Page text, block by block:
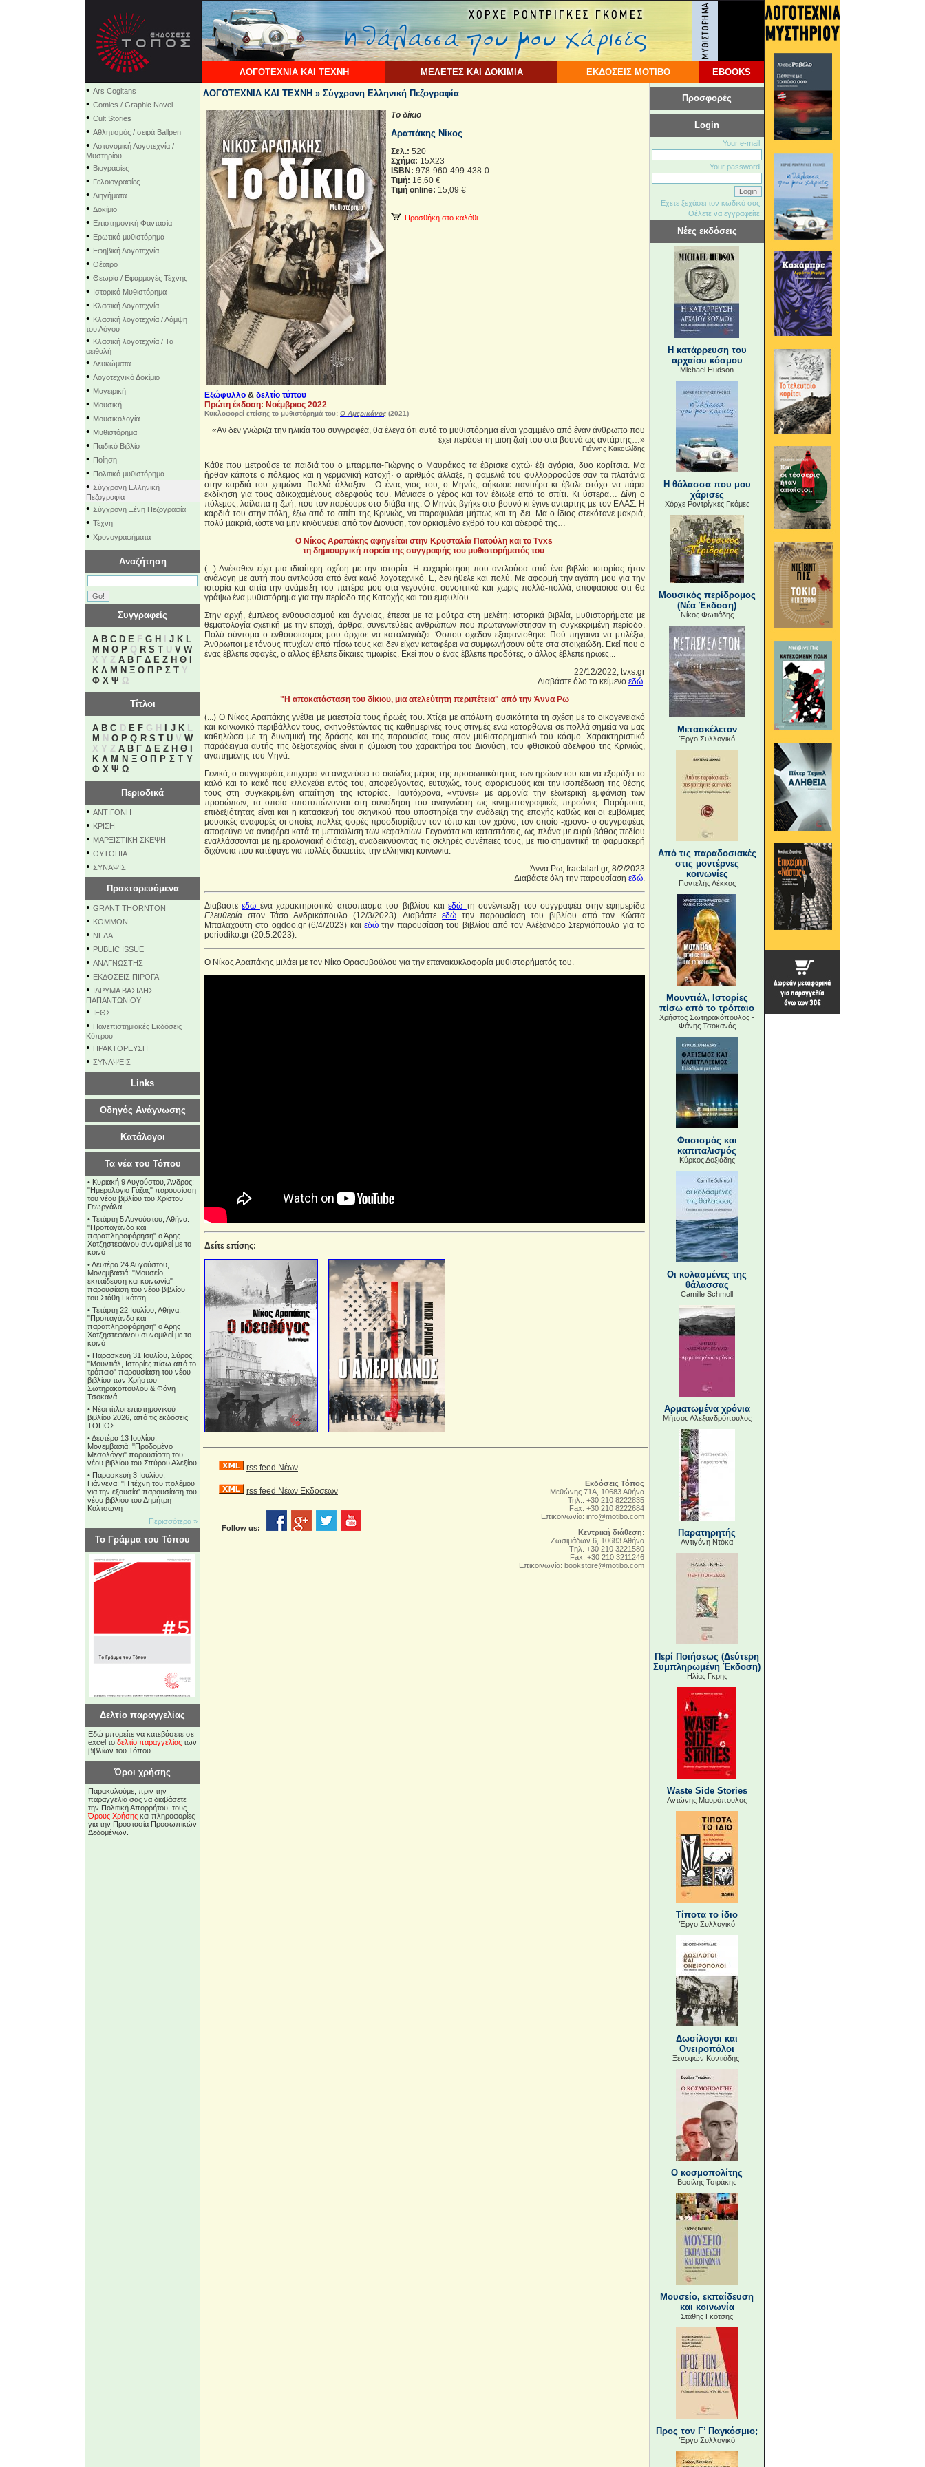
ΛΟΓΟΤΕΧΝΙΑ ΚΑΙ ΤΕΧΝΗ ΜΕΛΕΤΕΣ ΚΑΙ ΔΟΚΙΜΙΑ ΕΚΔΟΣΕΙΣ ΜΟΤΙΒΟ EBOOKS
• Ars Cogitans
• Comics / Graphic Novel
• Cult Stories
• Αθλητισμός / σειρά Ballpen
• Αστυνομική Λογοτεχνία /
Μυστηρίου
• Βιογραφίες
• Γελοιογραφίες
• Διηγήματα
• Δοκίμιο
• Επιστημονική Φαντασία
• Ερωτικό μυθιστόρημα
• Εφηβική Λογοτεχνία
• Θέατρο
• Θεωρία / Εφαρμογές Τέχνης
• Ιστορικό Μυθιστόρημα
• Κλασική Λογοτεχνία
• Κλασική λογοτεχνία / Λάμψη
του Λόγου
• Κλασική λογοτεχνία / Τα
αειθαλή
• Λευκώματα
• Λογοτεχνικό Δοκίμιο
• Μαγειρική
• Μουσική
• Μουσικολογία
• Μυθιστόρημα
• Παιδικό Βιβλίο
• Ποίηση
• Πολιτικό μυθιστόρημα
• Σύγχρονη Ελληνική
Πεζογραφία
• Σύγχρονη Ξένη Πεζογραφία
• Τέχνη
• Χρονογραφήματα
Αναζήτηση
Συγγραφείς
A B C D E F G H J K L
M N O P Q R S T U V W
X Y Z Α Β Γ Δ Ε Ζ Η Θ
Κ Λ Μ Ν Ξ Ο Π Ρ Σ Τ Υ
Φ Χ Ψ Ω
Τίτλοι
A B C D E FG H J KL
M NO P Q R S T UVW
X Y ZΑ Β Γ Δ Ε Ζ Η Θ
Κ Λ Μ Ν Ξ Ο Π Ρ Σ Τ Υ
Φ Χ Ψ Ω
Περιοδικά
• ΑΝΤΙΓΟΝΗ
• ΚΡΙΣΗ
• ΜΑΡΞΙΣΤΙΚΗ ΣΚΕΨΗ
• ΟΥΤΟΠΙΑ
• ΣΥΝΑΨΙΣ
Πρακτορευόμενα
• GRANT THORNTON
• KOMMON
• NEΔΑ
• PUBLIC ISSUE
• ΑΝΑΓΝΩΣΤΗΣ
• ΕΚΔΟΣΕΙΣ ΠΙΡΟΓΑ
• ΙΔΡΥΜΑ ΒΑΣΙΛΗΣ
ΠΑΠΑΝΤΩΝΙΟΥ
• ΙΕΘΣ
• Πανεπιστημιακές Εκδόσεις
Κύπρου
• ΠΡΑΚΤΟΡΕΥΣΗ
• ΣΥΝΑΨΕΙΣ
Links
Οδηγός Ανάγνωσης
Κατάλογοι
Τα νέα του Τόπου
• Κυριακή 9 Αυγούστου, Άνδρος:
"Ημερολόγιο Γάζας" παρουσίαση
του νέου βιβλίου του Χρίστου
Γεωργάλα
• Τετάρτη 5 Αυγούστου, Αθήνα:
"Προπαγάνδα και
παραπληροφόρηση" ο Άρης
Χατζηστεφάνου συνομιλεί με το
κοινό
•Δευτέρα 24 Αυγούστου,
Μονεμβασιά: "Μουσείο,
εκπαίδευση και κοινωνία"
παρουσίαση του νέου βιβλίου
του Στάθη Γκότση
• Τετάρτη 22 Ιουλίου, Αθήνα:
"Προπαγάνδα και
παραπληροφόρηση" ο Άρης
Χατζηστεφάνου συνομιλεί με το
κοινό
• Παρασκευή 31 Ιουλίου, Σύρος:
"Μουντιάλ, Ιστορίες πίσω από το
τρόπαιο" παρουσίαση του νέου
βιβλίου των Χρήστου
Σωτηρακόπουλου & Φάνη
Τσοκανά
• Νέοι τίτλοι επιστημονικού
βιβλίου 2026, από τις εκδόσεις
ΤΟΠΟΣ
•Δευτέρα 13 Ιουλίου,
Μονεμβασιά: "Προδομένο
Μεσολόγγι" παρουσίαση του
νέου βιβλίου του Σπύρου Αλεξίου
• Παρασκευή 3 Ιουλίου,
Γιάννενα: "Η τέχνη του πολέμου
για την εξουσία" παρουσίαση του
νέου βιβλίου του Δημήτρη
Καλτσώνη
Περισσότερα »
Το Γράμμα του Τόπου
Δελτίο παραγγελίας
Εδώ μπορείτε να κατεβάσετε σε
excel το δελτίο παραγγελίας των
βιβλίων του Τόπου.
Όροι χρήσης
Παρακαλούμε, πριν την
παραγγελία σας να διαβάσετε
την Πολιτική Απορρήτου, τους
Όρους Χρήσης και πληροφορίες
για την Προστασία Προσωπικών
Δεδομένων.
ΛΟΓΟΤΕΧΝΙΑ ΚΑΙ ΤΕΧΝΗ » Σύγχρονη Ελληνική Πεζογραφία
Το δίκιο
Αραπάκης Νίκος
Σελ.: 520
Σχήμα: 15Χ23
ISBN: 978-960-499-438-0
Τιμή: 16,60 €
Τιμή online: 15,09 €
Προσθήκη στο καλάθι
Εξώφυλλο & δελτίο τύπου
Πρώτη έκδοση: Νοέμβριος 2022
Κυκλοφορεί επίσης το μυθιστόρημά του: Ο Αμερικάνος (2021)
«Αν δεν γνώριζα την ηλικία του συγγραφέα, θα έλεγα ότι αυτό το µυθιστόρηµα είναι γραµµένο από έναν άνθρωπο που
έχει περάσει τη µισή ζωή του στα βουνά ως αντάρτης…»
Γιάννης Κακουλίδης
Κάθε που µετρούσε τα παιδιά του ο µπαρµπα-Γιώργης ο Μαυράκος τα έβρισκε οχτώ· έξι αγόρια, δυο κορίτσια. Μα
ήρθαν κάποτε ο πόλεµος και η γερµανική κατοχή· ο αριθµός άλλαξε, η φαµελιά του φυλλορροούσε σαν τα πλατάνια
στην καρδιά του χειµώνα. Πολλά άλλαξαν... Ο ένας γιος του, ο Μηνάς, σήκωσε παντιέρα κι έβαλε στόχο να πάρει
εκδίκηση για τους αδικοχαµένους αδερφούς του. Μάνιασε ο γέρος και τον έδιωξε από το σπίτι. Κι ύστερα… ∆ίνη ο
πόλεµος, λαίλαπα η ζωή, που τον παρέσυρε στο διάβα της. Ο Μηνάς βγήκε στο βουνό κι έγινε αντάρτης µε τον ΕΛΑΣ. Η
καρδιά του στην πόλη, έξω από το σπίτι της Κρινιώς, να παραφυλάει µήπως και τη δει. Μα ο ίδιος στεκότανε µακριά,
πολύ µακριά, ώστε να µην κινδυνεύει από τον ∆ιονύση, τον ορκισµένο εχθρό του και αδερφό της…
Ο Νίκος Αραπάκης αφηγείται στην Κρυσταλία Πατούλη και το Tvxs
τη δημιουργική πορεία της συγγραφής του μυθιστορήματός του
(...) Ανέκαθεν είχα μια ιδιαίτερη σχέση με την ιστορία. Η ευχαρίστηση που αντλούσα από ένα βιβλίο ιστορίας ήταν
ανάλογη με αυτή που αντλούσα από ένα καλό λογοτεχνικό. Ε, δεν ήθελε και πολύ. Με αφορμή την αγάπη μου για την
ιστορία και αιτία την ανάμειξη του πατέρα μου στα γεγονότα, συνοπτικά και χωρίς πολλά-πολλά, αποφάσισα ότι θα
γράψω ένα μυθιστόρημα για την περίοδο της Κατοχής και του εμφυλίου.
Στην αρχή, έμπλεος ενθουσιασμού και άγνοιας, έπεσα με τα μούτρα στη μελέτη: ιστορικά βιβλία, μυθιστορήματα με
θεματολογία σχετική με την εποχή, άρθρα, συνεντεύξεις ανθρώπων που πρωταγωνίστησαν τη συγκεκριμένη περίοδο.
Πολύ σύντομα ο ενθουσιασμός μου άρχισε να καταλαγιάζει. Ώσπου σχεδόν εξαφανίσθηκε. Πού πήγαινα να μπλέξω;
Άνθρωποι με τόνους πτυχίων από πίσω τους και δεν είχαν καταφέρει να συμφωνήσουν ούτε στα στοιχειώδη. Εκεί που ο
ένας έβλεπε σφαγές, ο άλλος έβλεπε δίκαιες τιμωρίες. Εκεί που ο ένας έβλεπε προδότες, ο άλλος έβλεπε ήρωες...
22/12/2022, tvxs.gr
Διαβάστε όλο το κείμενο εδώ.
"Η αποκατάσταση του δίκιου, μια ατελεύτητη περιπέτεια" από την Άννα Ρω
(...) Ο Νίκος Αραπάκης γνέθει με μαεστρία τους ήρωές του. Χτίζει με απόλυτη φυσικότητα τη σχέση με το οικογενειακό
και κοινωνικό περιβάλλον τους, σκηνοθετώντας τις καθημερινές τους στιγμές ενώ κατορθώνει σε πολλά σημεία να μας
καθηλώσει με τη δυναμική της δράσης και της παρουσίας τους στον μυθιστορηματικό του κόσμο. Χαρακτηριστικό
παράδειγμα αυτής της δεξιοτεχνίας είναι η ζύμωση του χαρακτήρα του Διονύση, του φθισικού αδελφού της Κρινιώς,
αγαπημένης του Μηνά.
Γενικά, ο συγγραφέας επιχειρεί να ανιχνεύσει το σκιώδες μέρος της προσωπικότητας των ηρώων του και να εξορύξει το
καλό και το κακό που ελλοχεύει εντός του, αποφεύγοντας, ευτυχώς, τους αφορισμούς και την ισοπέδωση της θέσης
τους στη συγκεκριμένη απαίτηση της ιστορίας. Ταυτόχρονα, «ντύνει» με αρμονία την εξωτερική εμφάνιση των
προσώπων, τα οποία αποτυπώνονται στη συνείδηση του αναγνώστη ως κινηματογραφικές περσόνες. Παρόμοιας
επιδεξιότητας είναι και η κατασκευή του σκηνικού που υποστηρίζει την ανάδειξη της εποχής καθώς και οι εμβόλιμες
μουσικές αναφορές οι οποίες πολλές φορές προσδιορίζουν τον τόπο και τον χρόνο, τον οποίο -χρόνο- ο συγγραφέας
αποφεύγει να αναφέρει κατά τη μετακύλιση των κεφαλαίων. Γεγονότα και καταστάσεις, ως πλάνα με ευρύ βάθος πεδίου
εναλλάσσονται με ημερολογιακή διάταξη, αναδεικνύοντας τις σκληρές συνέπειες τους, με πιο σημαντική τη φαρμακερή
διχόνοια που κατέφαγε για πολλές δεκαετίες την ελληνική κοινωνία.
Άννα Ρω, fractalart.gr, 8/2/2023
Διαβάστε όλη την παρουσίαση εδώ.
Διαβάστεεδώ ένα χαρακτηριστικό απόσπασμα του βιβλίου καιεδώ τη συνέντευξη του συγγραφέα στην εφημερίδα
Ελευθερία στον Τάσο Ανδρικόπουλο (12/3/2023). Διαβάστεεδώ την παρουσίαση του βιβλίου από τον Κώστα
Μπαλαχούτη στο ogdoo.gr (6/4/2023) και εδώτην παρουσίαση του βιβλίου από τον Αλέξανδρο Στεργιόπουλο για το
periodiko.gr (20.5.2023).
Ο Νίκος Αραπάκης μιλάει με τον Νίκο Θρασυβούλου για την επανακυκλοφορία μυθιστορήματός του.
Δείτε επίσης:
rss feed Νέων
rss feed Νέων Εκδόσεων
Follow us:
Εκδόσεις Τόπος
Μεθώνης 71Α, 10683 Αθήνα
Τηλ.: +30 210 8222835
Fax: +30 210 8222684
Επικοινωνία: info@motibo.com
Κεντρική διάθεση:
Zωσιμάδων 6, 10683 Αθήνα
Tηλ. +30 210 3221580
Fax: +30 210 3211246
Επικοινωνία: bookstore@motibo.com
Προσφορές
Login
Your e-mail:
Your password:
Εχετε ξεχάσει τον κωδικό σας;
Θέλετε να εγγραφείτε;
Νέες εκδόσεις
Η κατάρρευση του
αρχαίου κόσμου
Michael Hudson
Η θάλασσα που μου
χάρισες
Χόρχε Ροντρίγκες Γκόμες
Μουσικός περίδρομος
(Νέα Έκδοση)
Νίκος Φωτιάδης
Μετασκέλετον
Έργο Συλλογικό
Από τις παραδοσιακές
στις μοντέρνες
κοινωνίες
Παντελής Λέκκας
Μουντιάλ, Ιστορίες
πίσω από το τρόπαιο
Χρήστος Σωτηρακόπουλος -
Φάνης Τσοκανάς
Φασισμός και
καπιταλισμός
Κύρκος Δοξιάδης
Οι κολασμένες της
θάλασσας
Camille Schmoll
Αρματωμένα χρόνια
Μήτσος Αλεξανδρόπουλος
Παρατηρητής
Αντιγόνη Ντόκα
Περί Ποιήσεως (Δεύτερη
Συμπληρωμένη Έκδοση)
Ηλίας Γκρης
Waste Side Stories
Αντώνης Μαυρόπουλος
Τίποτα το ίδιο
Έργο Συλλογικό
Δωσίλογοι και
Ονειροπόλοι
Ξενοφών Κοντιάδης
Ο κοσμοπολίτης
Βασίλης Τσιράκης
Μουσείο, εκπαίδευση
και κοινωνία
Στάθης Γκότσης
Προς τον Γ’ Παγκόσμιο;
Έργο Συλλογικό